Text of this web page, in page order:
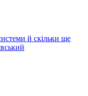
й скільки ще